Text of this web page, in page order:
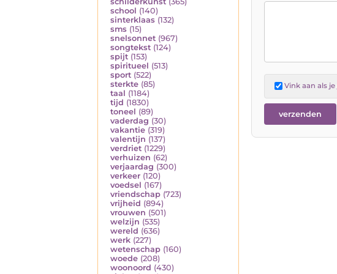
school (140)
sinterklaas (132)
sms (15)
snelsonnet (967)
songtekst (124)
spijt (153)
spiritueel (513)
sport (522)
sterkte (85)
taal (1184)
tijd (1830)
toneel (89)
vaderdag (30)
vakantie (319)
valentijn (137)
verdriet (1229)
verhuizen (62)
verjaardag (300)
verkeer (120)
voedsel (167)
vriendschap (723)
vrijheid (894)
vrouwen (501)
welzijn (535)
wereld (636)
werk (227)
wetenschap (160)
woede (208)
woonoord (430)
Vink aan als je